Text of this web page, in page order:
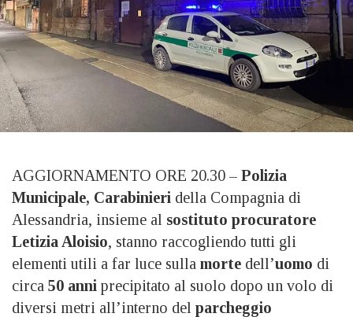
AGGIORNAMENTO ORE 20.30 – Polizia
Municipale, Carabinieri della Compagnia di
Alessandria, insieme al sostituto procuratore
Letizia Aloisio, stanno raccogliendo tutti gli
elementi utili a far luce sulla morte dell’uomo di
circa 50 anni precipitato al suolo dopo un volo di
diversi metri all’interno del parcheggio